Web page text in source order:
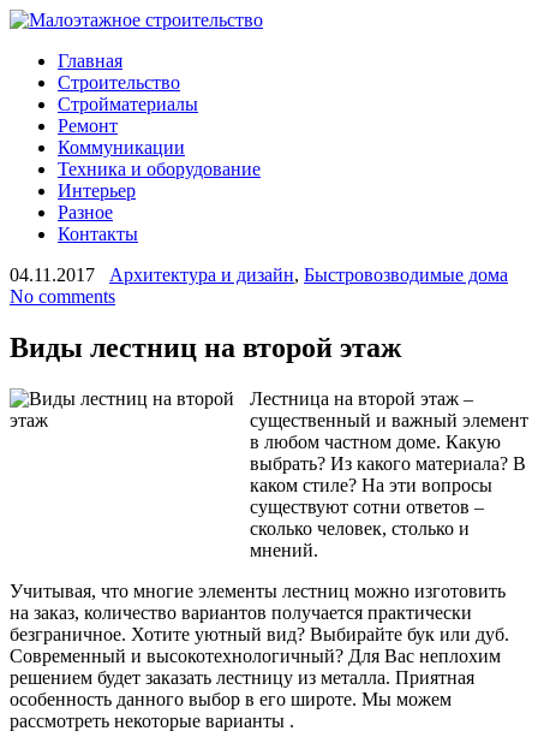
Главная
Строительство
Стройматериалы
Ремонт
Коммуникации
Техника и оборудование
Интерьер
Разное
Контакты
04.11.2017
Архитектура и дизайн, Быстровозводимые дома
No comments
Виды лестниц на второй этаж
Лестница на второй этаж –
существенный и важный элемент
в любом частном доме. Какую
выбрать? Из какого материала? В
каком стиле? На эти вопросы
существуют сотни ответов –
сколько человек, столько и
мнений.
Учитывая, что многие элементы лестниц можно изготовить
на заказ, количество вариантов получается практически
безграничное. Хотите уютный вид? Выбирайте бук или дуб.
Современный и высокотехнологичный? Для Вас неплохим
решением будет заказать лестницу из металла. Приятная
особенность данного выбор в его широте. Мы можем
рассмотреть некоторые варианты .